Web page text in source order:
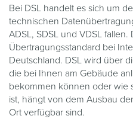
Bei DSL handelt es sich um
technischen
ADSL, SDSL und VDSL
Übertragungsstandard bei
Deutschland. DSL wird über
die bei Ihnen am Gebäude
bekommen können oder wie
ist, hängt von dem Ausbau
Ort verfügbar sind.